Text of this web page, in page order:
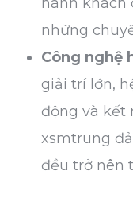
những
Công nghệ
giải trí lớn,
động và kết
xsmtrung
đều trở nên